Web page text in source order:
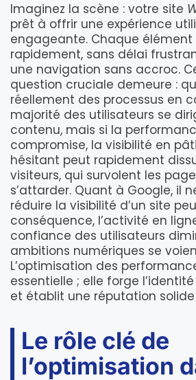
Imaginez la scène : votre site
prêt à offrir une expérience
engageante. Chaque élément
rapidement, sans délai
une navigation sans accroc.
question cruciale demeure :
réellement des processus en
majorité des utilisateurs se
contenu, mais si la
compromise, la visibilité en
hésitant peut rapidement
visiteurs, qui survolent les
s’attarder. Quant à Google, il
réduire la visibilité d’un site
conséquence, l’activité en
confiance des utilisateurs
ambitions numériques se
L’optimisation des
essentielle ; elle forge
et établit une réputation
Le rôle clé de
l’optimisation